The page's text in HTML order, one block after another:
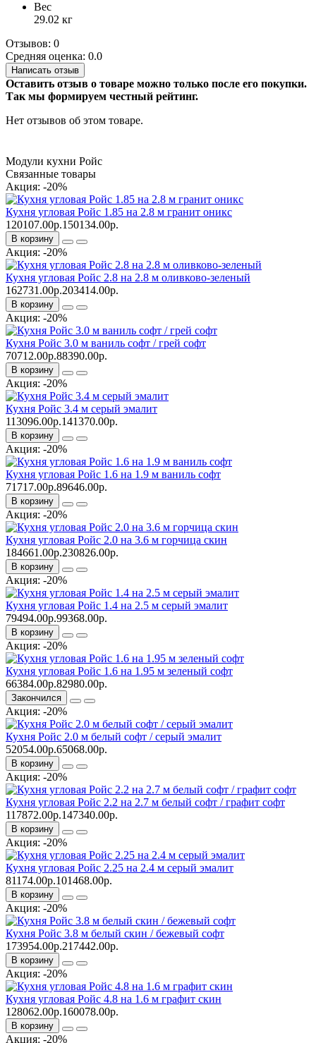
Вес
29.02 кг
Отзывов: 0
Средняя оценка: 0.0
Написать отзыв
Оставить отзыв о товаре можно только после его покупки.
Так мы формируем честный рейтинг.
Нет отзывов об этом товаре.
Модули кухни Ройс
Связанные товары
Акция: -20%
Кухня угловая Ройс 1.85 на 2.8 м гранит оникс
120107.00р.150134.00р.
В корзину
Акция: -20%
Кухня угловая Ройс 2.8 на 2.8 м оливково-зеленый
162731.00р.203414.00р.
В корзину
Акция: -20%
Кухня Ройс 3.0 м ваниль софт / грей софт
70712.00р.88390.00р.
В корзину
Акция: -20%
Кухня Ройс 3.4 м серый эмалит
113096.00р.141370.00р.
В корзину
Акция: -20%
Кухня угловая Ройс 1.6 на 1.9 м ваниль софт
71717.00р.89646.00р.
В корзину
Акция: -20%
Кухня угловая Ройс 2.0 на 3.6 м горчица скин
184661.00р.230826.00р.
В корзину
Акция: -20%
Кухня угловая Ройс 1.4 на 2.5 м серый эмалит
79494.00р.99368.00р.
В корзину
Акция: -20%
Кухня угловая Ройс 1.6 на 1.95 м зеленый софт
66384.00р.82980.00р.
Закончился
Акция: -20%
Кухня Ройс 2.0 м белый софт / серый эмалит
52054.00р.65068.00р.
В корзину
Акция: -20%
Кухня угловая Ройс 2.2 на 2.7 м белый софт / графит софт
117872.00р.147340.00р.
В корзину
Акция: -20%
Кухня угловая Ройс 2.25 на 2.4 м серый эмалит
81174.00р.101468.00р.
В корзину
Акция: -20%
Кухня Ройс 3.8 м белый скин / бежевый софт
173954.00р.217442.00р.
В корзину
Акция: -20%
Кухня угловая Ройс 4.8 на 1.6 м графит скин
128062.00р.160078.00р.
В корзину
Акция: -20%